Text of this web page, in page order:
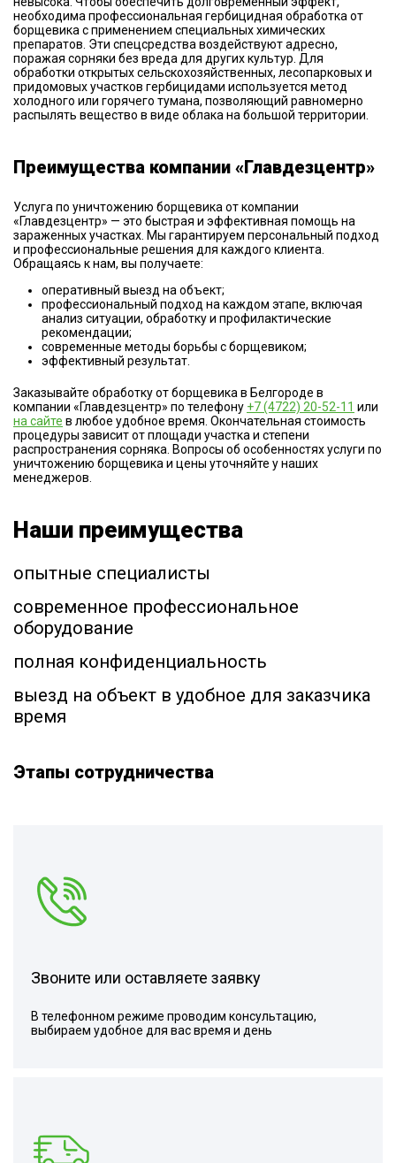
необходима профессиональная гербицидная обработка от
борщевика с применением специальных химических
препаратов. Эти спецсредства воздействуют адресно,
поражая сорняки без вреда для других культур. Для
обработки открытых сельскохозяйственных, лесопарковых и
придомовых участков гербицидами используется метод
холодного или горячего тумана, позволяющий равномерно
распылять вещество в виде облака на большой территории.
Преимущества компании «Главдезцентр»
Услуга по уничтожению борщевика от компании
«Главдезцентр» — это быстрая и эффективная помощь на
зараженных участках. Мы гарантируем персональный подход
и профессиональные решения для каждого клиента.
Обращаясь к нам, вы получаете:
оперативный выезд на объект;
профессиональный подход на каждом этапе, включая
анализ ситуации, обработку и профилактические
рекомендации;
современные методы борьбы с борщевиком;
эффективный результат.
Заказывайте обработку от борщевика в Белгороде в
компании «Главдезцентр» по телефону +7 (4722) 20-52-11 или
на сайте в любое удобное время. Окончательная стоимость
процедуры зависит от площади участка и степени
распространения сорняка. Вопросы об особенностях услуги по
уничтожению борщевика и цены уточняйте у наших
менеджеров.
Наши преимущества
опытные специалисты
современное профессиональное
оборудование
полная конфиденциальность
выезд на объект в удобное для заказчика
время
Этапы сотрудничества
Звоните или оставляете заявку
В телефонном режиме проводим консультацию,
выбираем удобное для вас время и день